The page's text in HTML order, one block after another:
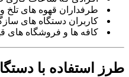
طرفداران قهوه های تلخ
کاربران دستگاه های
کافه ها و فروشگاه های
طرز استفاده با